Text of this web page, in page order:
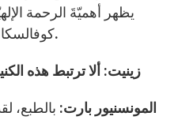
يظهر أهميّةَ الرحمة
كوفالسكا والطوباوي يوحنّا بولس الثاني.
زينيت: ألا ترتبط هذه
المونسنيور بارت: بالطبع،